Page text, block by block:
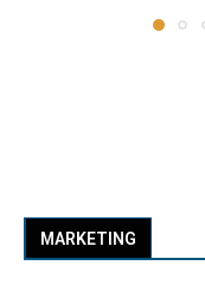
MARKETING